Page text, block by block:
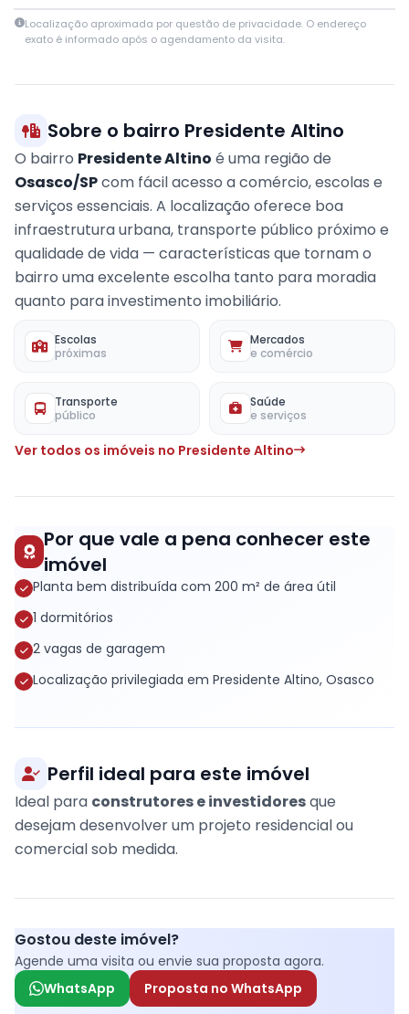
+
Localização aproximada por questão de privacidade. O endereço
exato é informado após o agendamento da visita.
Sobre o bairro Presidente Altino
O bairro Presidente Altino é uma região de
Osasco/SPcom fácil acesso a comércio, escolas e
serviços essenciais. A localização oferece boa
infraestrutura urbana, transporte público próximo e
qualidade de vida — características que tornam o
bairro uma excelente escolha tanto para moradia
quanto para investimento imobiliário.
Escolas
próximas
Mercados
e comércio
Transporte
público
Saúde
e serviços
Ver todos os imóveis no Presidente Altino
Por que vale a pena conhecer este
imóvel
Planta bem distribuída com 200 m² de área útil
1 dormitórios
2 vagas de garagem
Localização privilegiada em Presidente Altino, Osasco
Perfil ideal para este imóvel
Ideal para construtores e investidoresque
desejam desenvolver um projeto residencial ou
comercial sob medida.
Gostou deste imóvel?
Agende uma visita ou envie sua proposta agora.
WhatsApp
Proposta no WhatsApp